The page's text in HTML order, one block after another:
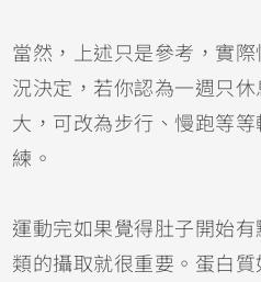
當然，上述只是參考，實
況決定，若你認為一週只
大，可改為步行、慢跑等等
練。
運動完如果覺得肚子開始
類的攝取就很重要。蛋白